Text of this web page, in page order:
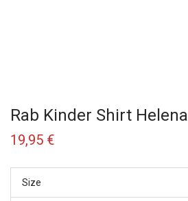
Rab Kinder Shirt Helena
19,95 €
Size